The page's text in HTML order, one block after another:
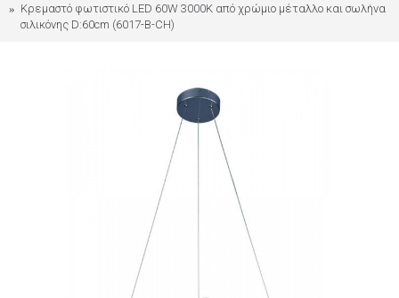
Κρεμαστό φωτιστικό LED 60W 3000K από χρώμιο μέταλλο και σωλήνα
σιλικόνης D:60cm (6017-B-CH)